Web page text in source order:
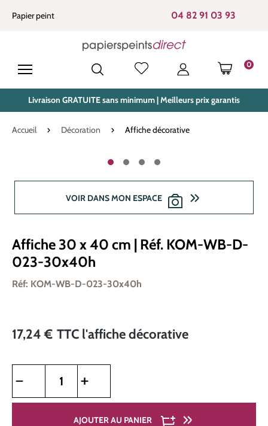
principal
Papier peint 04 82 91 03 93
0
LE
Livraison GRATUITE sans minimum | Meilleurs prix garantis
Accueil Décoration Affiche décorative
VOIR DANS MON ESPACE
Affiche 30 x 40 cm | Réf. KOM-WB-D-
023-30x40h
Réf: KOM-WB-D-023-30x40h
17,24 € TTC l'affiche décorative
AJOUTER AU PANIER